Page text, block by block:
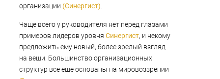
организации (Синергист)
Чаще всего у руководителя нет перед глазами
примеров лидеров уровня Синергист, и некому
предложить ему новый, более зрелый взгляд
на вещи. Большинство организационных
структур все еще основаны на мировоззрении